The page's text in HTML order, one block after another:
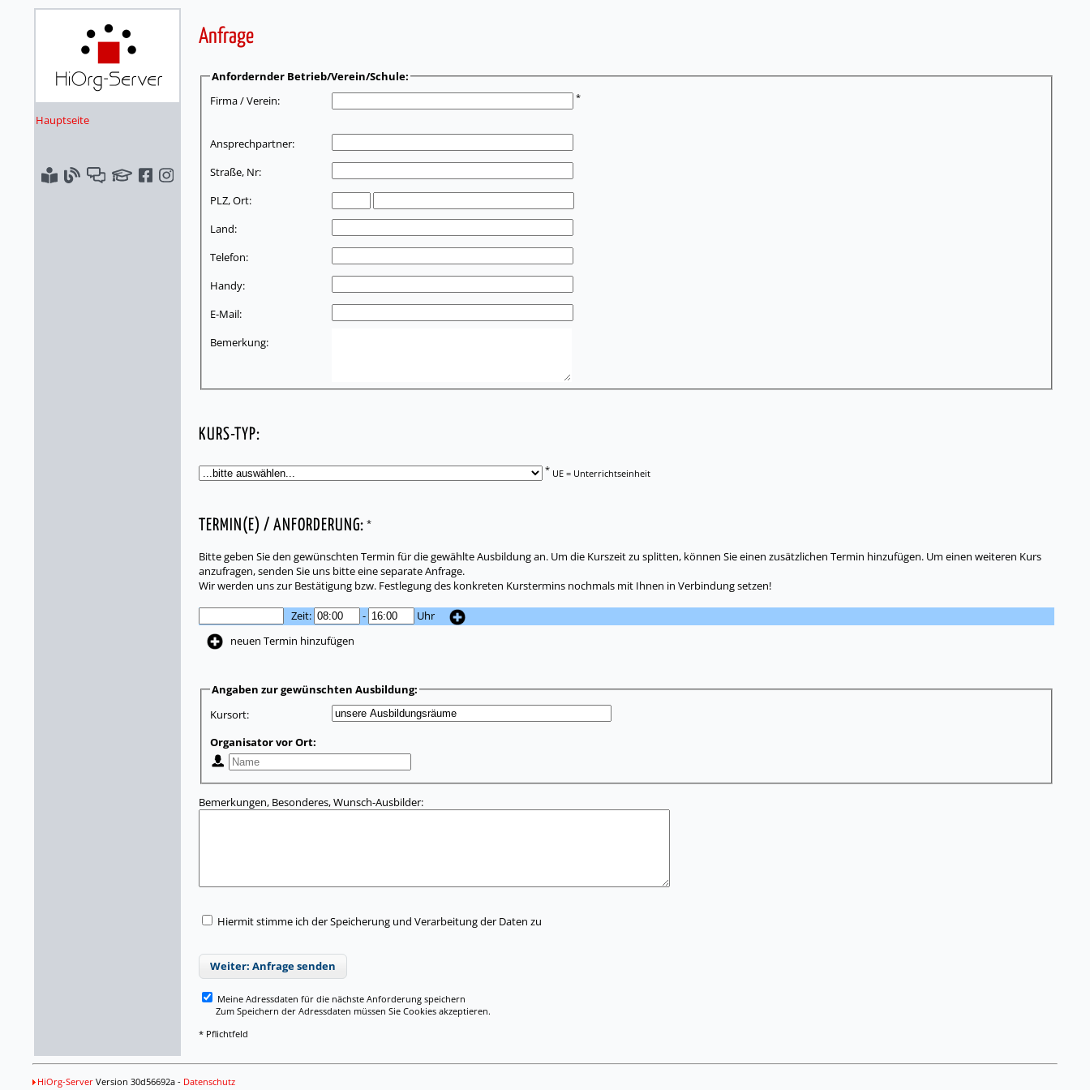
Hauptseite
Anfrage
Anfordernder Betrieb/Verein/Schule:
Firma / Verein:
*
Ansprechpartner:
Straße, Nr:
PLZ, Ort:
Land:
Telefon:
Handy:
E-Mail:
Bemerkung:
KURS-TYP:
* UE = Unterrichtseinheit
TERMIN(E) / ANFORDERUNG: *
Bitte geben Sie den gewünschten Termin für die gewählte Ausbildung an. Um die Kurszeit zu splitten, können Sie einen zusätzlichen Termin hinzufügen. Um einen weiteren Kurs
anzufragen, senden Sie uns bitte eine separate Anfrage.
Wir werden uns zur Bestätigung bzw. Festlegung des konkreten Kurstermins nochmals mit Ihnen in Verbindung setzen!
Zeit: -
Uhr
neuen Termin hinzufügen
Angaben zur gewünschten Ausbildung:
Kursort:
Organisator vor Ort:
Bemerkungen, Besonderes, Wunsch-Ausbilder:
Hiermit stimme ich der Speicherung und Verarbeitung der Daten zu
Weiter: Anfrage senden
Meine Adressdaten für die nächste Anforderung speichern
Zum Speichern der Adressdaten müssen Sie Cookies akzeptieren.
* Pflichtfeld
HiOrg-Server Version 30d56692a - Datenschutz